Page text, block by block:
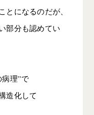
とになるのだが、
部分も認めてい
理”で
造化して